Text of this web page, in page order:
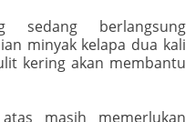
sedang berlangsung
minyak kelapa dua kali
kering akan membantu
masih memerlukan